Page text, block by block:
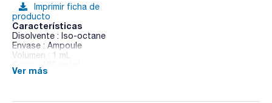
Imprimir ficha de
producto
Características
Disolvente : Iso-octane
Envase : Ampoule
Volumen : 1 mL
CAS : [446254-48-4]
Ver más